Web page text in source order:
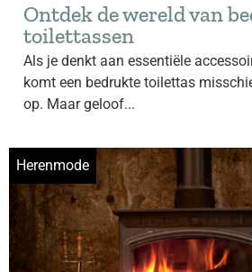
Ontdek de wereld van
toilettassen
Als je denkt aan essentiële
komt een bedrukte toilettas
op. Maar geloof...
Herenmode